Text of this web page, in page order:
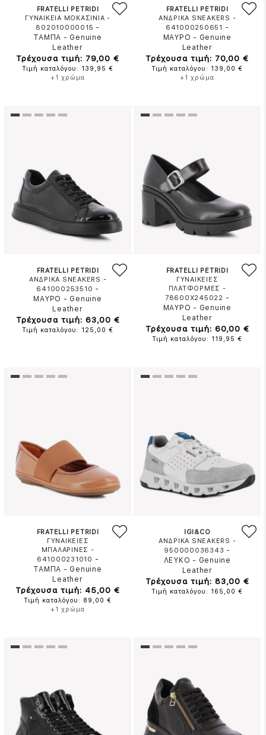
FRATELLI PETRIDI
ΓΥΝΑΙΚΕΙΑ ΜΟΚΑΣΙΝΙΑ -
802010000015 -
ΤΑΜΠΑ - Genuine
Leather
Τρέχουσα τιμή: 79,00 €
Τιμή καταλόγου: 139,95 €
+1 χρώμα
FRATELLI PETRIDI
ΑΝΔΡΙΚΑ SNEAKERS -
641000250651 -
ΜΑΥΡΟ - Genuine
Leather
Τρέχουσα τιμή: 70,00 €
Τιμή καταλόγου: 139,00 €
+1 χρώμα
FRATELLI PETRIDI
ΑΝΔΡΙΚΑ SNEAKERS -
641000253510 -
ΜΑΥΡΟ - Genuine
Leather
Τρέχουσα τιμή: 63,00 €
Τιμή καταλόγου: 125,00 €
FRATELLI PETRIDI
ΓΥΝΑΙΚΕΙΕΣ
ΠΛΑΤΦΟΡΜΕΣ -
78600X245022 -
ΜΑΥΡΟ - Genuine
Leather
Τρέχουσα τιμή: 60,00 €
Τιμή καταλόγου: 119,95 €
FRATELLI PETRIDI
ΓΥΝΑΙΚΕΙΕΣ
ΜΠΑΛΑΡΙΝΕΣ -
641000231010 -
ΤΑΜΠΑ - Genuine
Leather
Τρέχουσα τιμή: 45,00 €
Τιμή καταλόγου: 89,00 €
+1 χρώμα
IGI&CO
ΑΝΔΡΙΚΑ SNEAKERS -
950000036343 -
ΛΕΥΚΟ - Genuine
Leather
Τρέχουσα τιμή: 83,00 €
Τιμή καταλόγου: 165,00 €